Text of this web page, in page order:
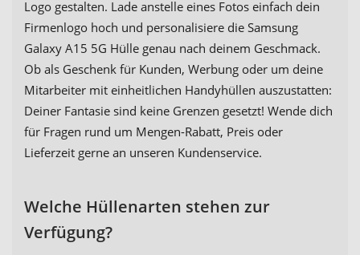
Logo gestalten. Lade anstelle eines Fotos einfach dein
Firmenlogo hoch und personalisiere die Samsung
Galaxy A15 5G Hülle genau nach deinem Geschmack.
Ob als Geschenk für Kunden, Werbung oder um deine
Mitarbeiter mit einheitlichen Handyhüllen auszustatten:
Deiner Fantasie sind keine Grenzen gesetzt! Wende dich
für Fragen rund um Mengen-Rabatt, Preis oder
Lieferzeit gerne an unseren Kundenservice.
Welche Hüllenarten stehen zur
Verfügung?